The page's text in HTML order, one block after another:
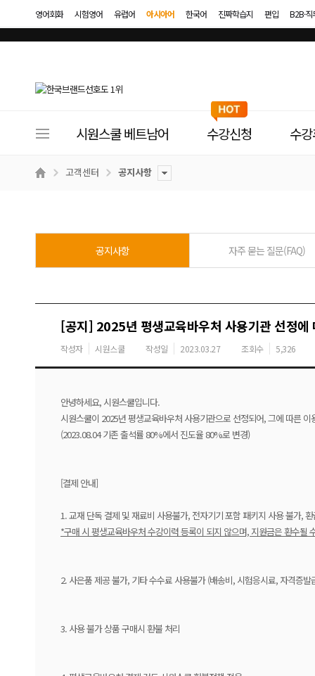
영어회화 시험영어 유럽어 아시아어 한국어 진짜학습지 편입 B2B·
이
메
시원스쿨 베트남어 수강신청 수
고객센터 공지사항
공지사항 자주 묻는 질문(FAQ)
[공지] 2025년 평생교육바우처 사용기관 선정에
작성자 시원스쿨 작성일 2023.03.27 조회수 5,326
안녕하세요, 시원스쿨입니다.
시원스쿨이 2025년 평생교육바우처 사용기관으로 선정되어, 그에 따른 이
(2023.08.04 기존 출석률 80%에서 진도율 80%로 변경)
[결제 안내]
1. 교재 단독 결제 및 재료비 사용불가, 전자기기 포함 패키지 사용 불가,
*구매 시 평생교육바우처 수강이력 등록이 되지 않으며, 지원금은 환수될
2. 사은품 제공 불가, 기타 수수료 사용불가 (배송비, 시험응시료, 자격증발
3. 사용 불가 상품 구매시 환불 처리